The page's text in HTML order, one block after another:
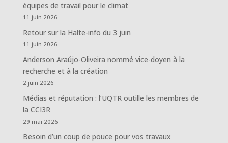
équipes de travail pour le climat
11 juin 2026
Retour sur la Halte-info du 3 juin
11 juin 2026
Anderson Araújo-Oliveira nommé vice-doyen à la
recherche et à la création
2 juin 2026
Médias et réputation : l’UQTR outille les membres de
la CCI3R
29 mai 2026
Besoin d’un coup de pouce pour vos travaux